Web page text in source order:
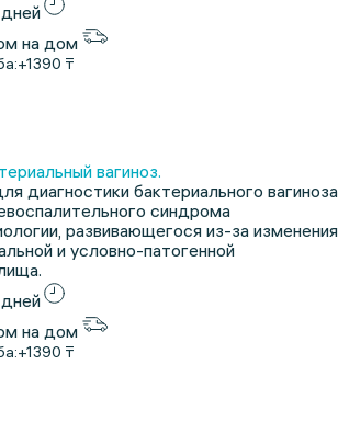
на дом
+1390 ₸
вагиноз.
диагностики бактериального вагиноза
синдрома
развивающегося из-за изменения
и условно-патогенной
на дом
+1390 ₸